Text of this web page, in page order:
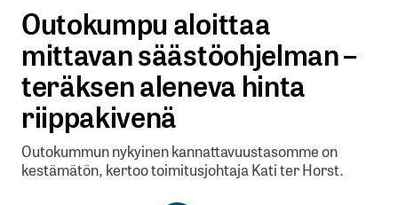
Outokumpu aloittaa
mittavan säästöohjelman –
teräksen aleneva hinta
riippakivenä
Outokummun nykyinen kannattavuustasomme on
kestämätön, kertoo toimitusjohtaja Kati ter Horst.